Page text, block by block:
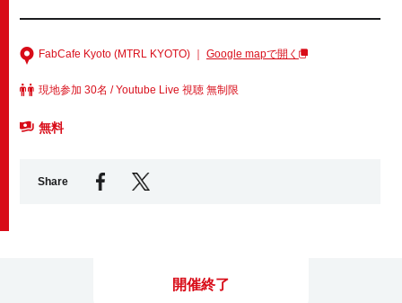
FabCafe Kyoto (MTRL KYOTO) ｜ Google mapで開く
現地参加 30名 / Youtube Live 視聴 無制限
無料
Share
開催終了